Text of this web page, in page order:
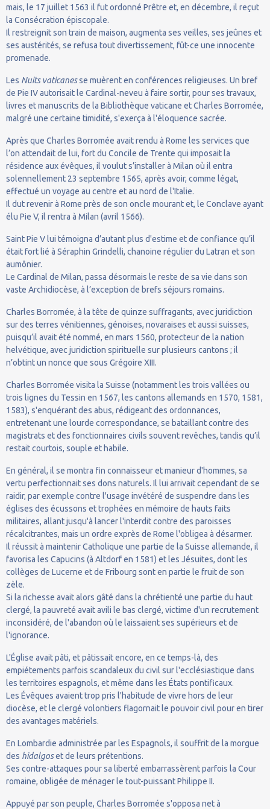
mais, le 17 juillet 1563 il fut ordonné Prêtre et, en décembre, il reçut
la Consécration épiscopale.
Il restreignit son train de maison, augmenta ses veilles, ses jeûnes et
ses austérités, se refusa tout divertissement, fût-ce une innocente
promenade.
Les Nuits vaticanesse muèrent en conférences religieuses. Un bref
de Pie IV autorisait le Cardinal-neveu à faire sortir, pour ses travaux,
livres et manuscrits de la Bibliothèque vaticane et Charles Borromée,
malgré une certaine timidité, s'exerça à l'éloquence sacrée.
Après que Charles Borromée avait rendu à Rome les services que
l’on attendait de lui, fort du Concile de Trente qui imposait la
résidence aux évêques, il voulut s’installer à Milan où il entra
solennellement 23 septembre 1565, après avoir, comme légat,
effectué un voyage au centre et au nord de l'Italie.
Il dut revenir à Rome près de son oncle mourant et, le Conclave ayant
élu Pie V, il rentra à Milan (avril 1566).
Saint Pie V lui témoigna d’autant plus d'estime et de confiance qu’il
était fort lié à Séraphin Grindelli, chanoine régulier du Latran et son
aumônier.
Le Cardinal de Milan, passa désormais le reste de sa vie dans son
vaste Archidiocèse, à l’exception de brefs séjours romains.
Charles Borromée, à la tête de quinze suffragants, avec juridiction
sur des terres vénitiennes, génoises, novaraises et aussi suisses,
puisqu’il avait été nommé, en mars 1560, protecteur de la nation
helvétique, avec juridiction spirituelle sur plusieurs cantons ; il
n’obtint un nonce que sous Grégoire XIII.
Charles Borromée visita la Suisse (notamment les trois vallées ou
trois lignes du Tessin en 1567, les cantons allemands en 1570, 1581,
1583), s'enquérant des abus, rédigeant des ordonnances,
entretenant une lourde correspondance, se bataillant contre des
magistrats et des fonctionnaires civils souvent revêches, tandis qu’il
restait courtois, souple et habile.
En général, il se montra fin connaisseur et manieur d'hommes, sa
vertu perfectionnait ses dons naturels. Il lui arrivait cependant de se
raidir, par exemple contre l'usage invétéré de suspendre dans les
églises des écussons et trophées en mémoire de hauts faits
militaires, allant jusqu'à lancer l'interdit contre des paroisses
récalcitrantes, mais un ordre exprès de Rome l'obligea à désarmer.
Il réussit à maintenir Catholique une partie de la Suisse allemande, il
favorisa les Capucins (à Altdorf en 1581) et les Jésuites, dont les
collèges de Lucerne et de Fribourg sont en partie le fruit de son
zèle.
Si la richesse avait alors gâté dans la chrétienté une partie du haut
clergé, la pauvreté avait avili le bas clergé, victime d'un recrutement
inconsidéré, de l'abandon où le laissaient ses supérieurs et de
l'ignorance.
L'Église avait pâti, et pâtissait encore, en ce temps-là, des
empiétements parfois scandaleux du civil sur l'ecclésiastique dans
les territoires espagnols, et même dans les États pontificaux.
Les Évêques avaient trop pris l'habitude de vivre hors de leur
diocèse, et le clergé volontiers flagornait le pouvoir civil pour en tirer
des avantages matériels.
En Lombardie administrée par les Espagnols, il souffrit de la morgue
des hidalgoset de leurs prétentions.
Ses contre-attaques pour sa liberté embarrassèrent parfois la Cour
romaine, obligée de ménager le tout-puissant Philippe II.
Appuyé par son peuple, Charles Borromée s'opposa net à